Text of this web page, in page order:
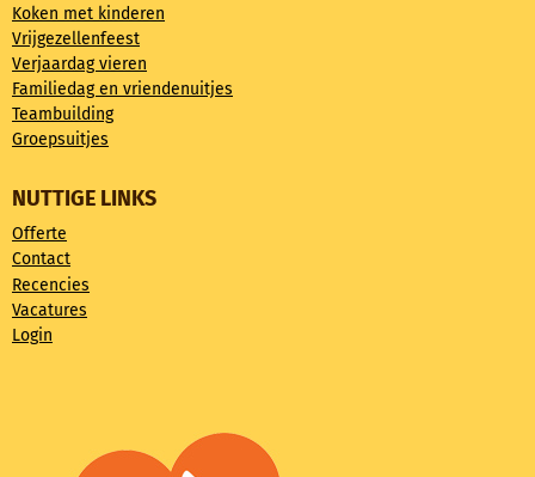
Koken met kinderen
Vrijgezellenfeest
Verjaardag vieren
Familiedag en vriendenuitjes
Teambuilding
Groepsuitjes
NUTTIGE LINKS
Offerte
Contact
Recencies
Vacatures
Login